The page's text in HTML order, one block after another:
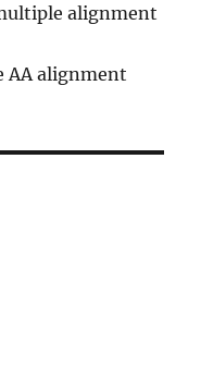
alignment
AA alignment